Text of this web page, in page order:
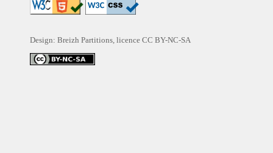
Design: Breizh Partitions, licence CC BY-NC-SA